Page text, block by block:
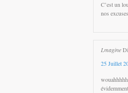
C’est un
nos
Lmagine
25 Juillet